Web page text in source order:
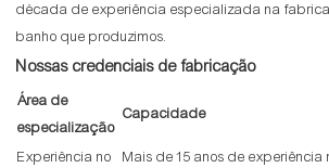
década de experiência especializada na
banho que produzimos.
Nossas credenciais de fabricação
Área de
especialização
Capacidade
Experiência no
Mais de 15 anos de